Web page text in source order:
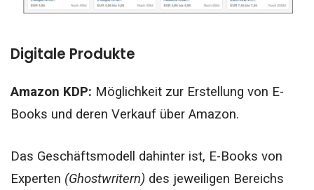
Digitale Produkte
Amazon KDP: Möglichkeit zur Erstellung von E-
Books und deren Verkauf über Amazon.
Das Geschäftsmodell dahinter ist, E-Books von
Experten (Ghostwritern) des jeweiligen Bereichs